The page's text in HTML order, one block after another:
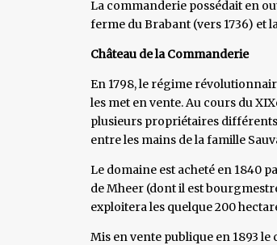
La commanderie possédait en
ferme du Brabant (vers 1736) et
Château de la Commanderie
En 1798, le régime
les met en vente. Au cours du
plusieurs propriétaires différents.
entre les mains de la famille
Le domaine est acheté en 1840
de Mheer (dont il est
exploitera les quelque 200
Mis en vente publique en 1893 le